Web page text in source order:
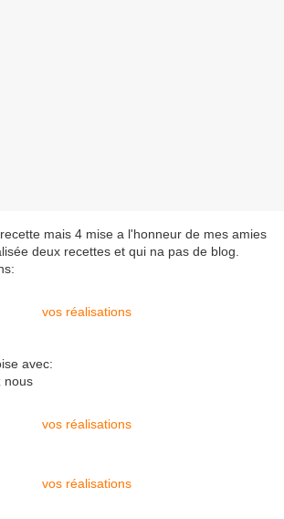
mais 4 mise a l'honneur de mes amies
deux recettes et qui na pas de blog.
avec:
nous